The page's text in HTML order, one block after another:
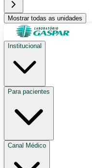
Mostrar todas as unidades
Institucional
Para pacientes
Canal Médico